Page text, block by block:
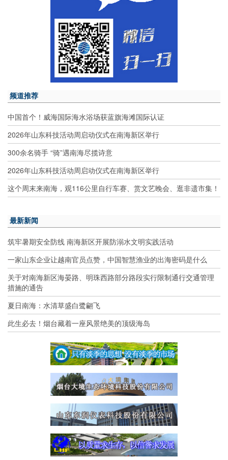
频道推荐
中国首个！威海国际海水浴场获蓝旗海滩国际认证
2026年山东科技活动周启动仪式在南海新区举行
300余名骑手 “骑”遇南海尽揽诗意
2026年山东科技活动周启动仪式在南海新区举行
这个周末来南海，观116公里自行车赛、赏文艺晚会、逛非遗市集！
最新新闻
筑牢暑期安全防线 南海新区开展防溺水文明实践活动
一家山东企业让越南官员点赞，中国智慧渔业的出海密码是什么
关于对南海新区海晏路、明珠西路部分路段实行限制通行交通管理
措施的通告
夏日南海：水清草盛白鹭翩飞
此生必去！烟台藏着一座风景绝美的顶级海岛